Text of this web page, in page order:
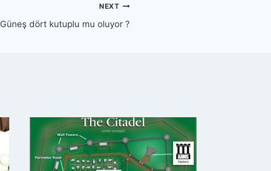
NEXT
Güneş dört kutuplu mu oluyor ?